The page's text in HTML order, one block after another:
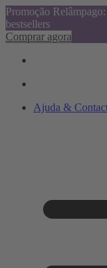
Promoção
bestsellers
Comprar agora
Ajuda &